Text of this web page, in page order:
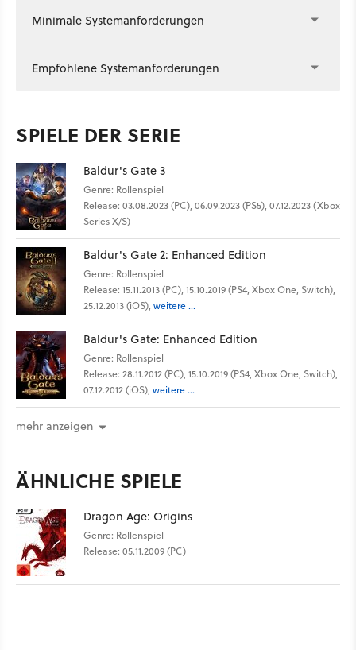
Minimale Systemanforderungen
Empfohlene Systemanforderungen
SPIELE DER SERIE
Baldur's Gate 3
Genre: Rollenspiel
Release: 03.08.2023 (PC), 06.09.2023 (PS5), 07.12.2023 (Xbox
Series X/S)
Baldur's Gate 2: Enhanced Edition
Genre: Rollenspiel
Release: 15.11.2013 (PC), 15.10.2019 (PS4, Xbox One, Switch),
25.12.2013 (iOS), weitere ...
Baldur's Gate: Enhanced Edition
Genre: Rollenspiel
Release: 28.11.2012 (PC), 15.10.2019 (PS4, Xbox One, Switch),
07.12.2012 (iOS), weitere ...
mehr anzeigen
ÄHNLICHE SPIELE
Dragon Age: Origins
Genre: Rollenspiel
Release: 05.11.2009 (PC)